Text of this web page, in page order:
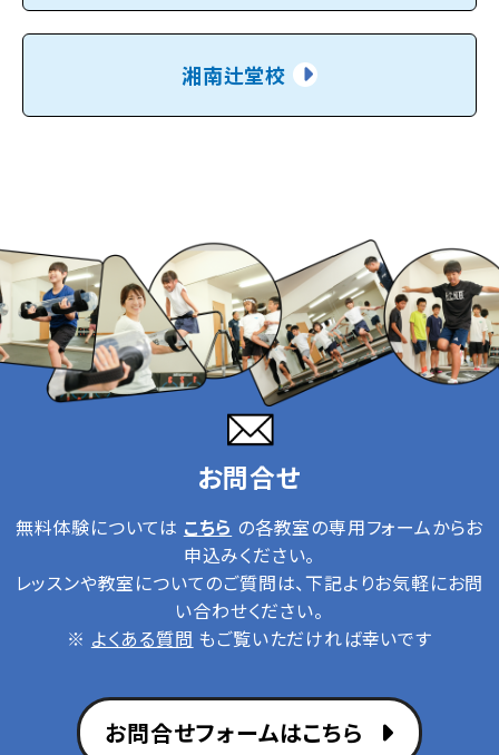
湘南辻堂校
お問合せ
無料体験については こちら の各教室の専用フォームからお
申込みください。
レッスンや教室についてのご質問は、下記よりお気軽にお問
い合わせください。
※ よくある質問 もご覧いただければ幸いです
お問合せフォームはこちら